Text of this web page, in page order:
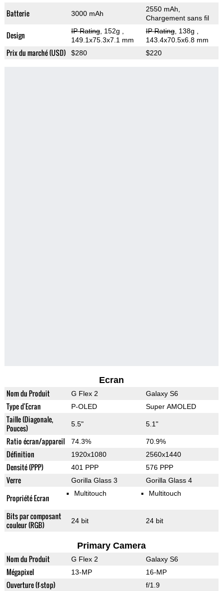
Batterie 3000 mAh
2550 mAh,
Chargement sans fil
Design IP Rating, 152g
149.1x75.3x7.1 mm
IP Rating, 138g
143.4x70.5x6.8 mm
Prix du marché (USD) $280 $220
Ecran
Nom du Produit G Flex 2 Galaxy S6
Type d'Ecran P-OLED Super AMOLED
Taille (Diagonale,
Pouces)
5.5" 5.1"
Ratio écran/appareil 74.3% 70.9%
Définition 1920x1080 2560x1440
Densité (PPP) 401 PPP 576 PPP
Verre Gorilla Glass 3 Gorilla Glass 4
Propriété Ecran Multitouch Multitouch
Bits par composant
couleur (RGB)
24 bit 24 bit
Primary Camera
Nom du Produit G Flex 2 Galaxy S6
Mégapixel 13-MP 16-MP
Ouverture (f-stop) f/1.9